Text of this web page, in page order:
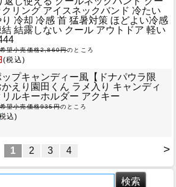
クリング アイスネックバンド 冷たい
冷却 冷感 首 猛暑対策 ほどよい冷感
結 結露しない クール アウトドア 軽い
望小売価格2,860円のところ
(税込)
ップキャンディー風 【ドナパウラ限
えり園田くん ラメ入り キャンディ
ルキーホルダー アクキー
望小売価格935円のところ
込)
>
1 2 3 4